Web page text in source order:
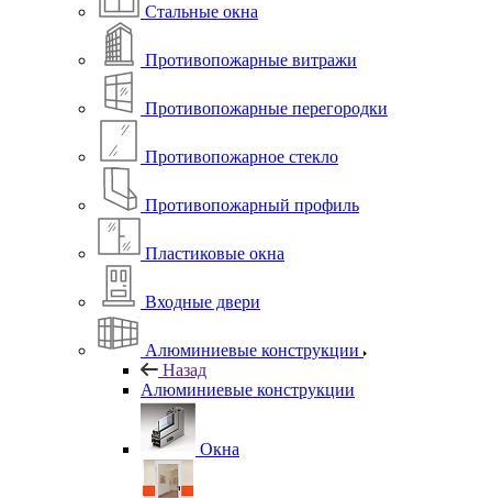
Стальные окна
Противопожарные витражи
Противопожарные перегородки
Противопожарное стекло
Противопожарный профиль
Пластиковые окна
Входные двери
Алюминиевые конструкции
Назад
Алюминиевые конструкции
Окна